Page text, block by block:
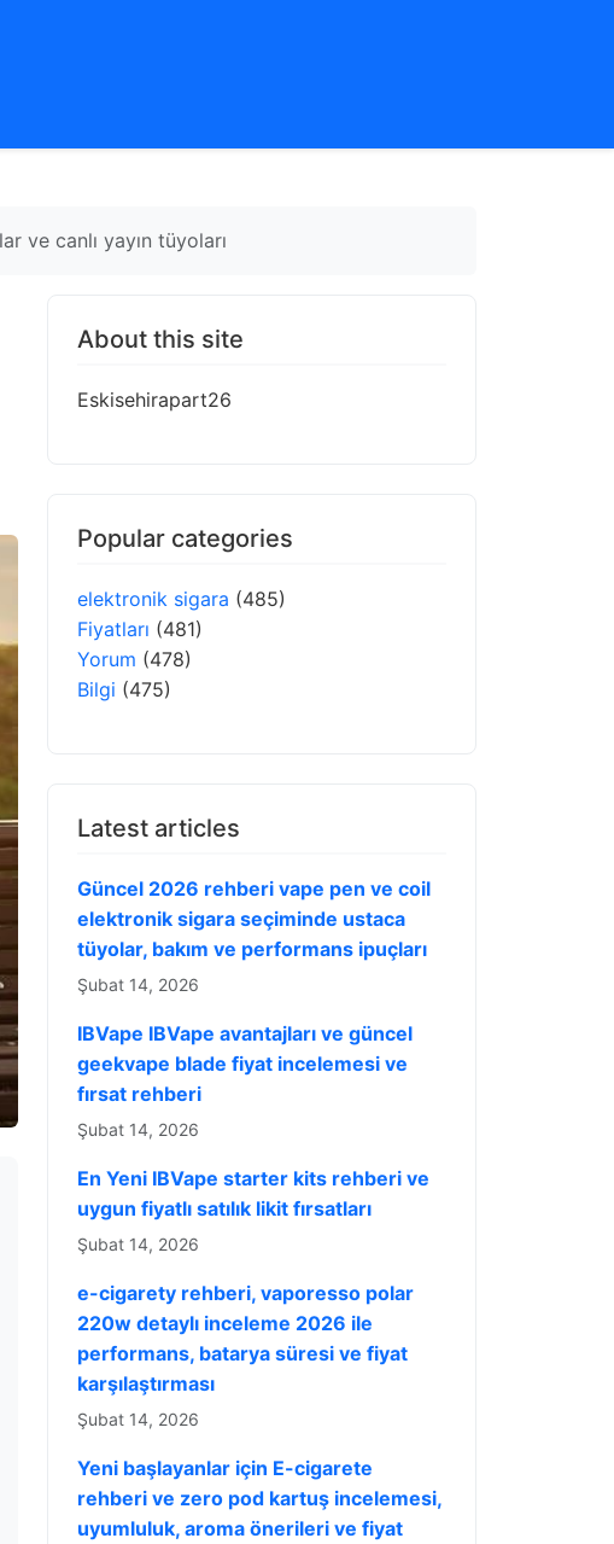
ve canlı yayın tüyoları
About this site
Eskisehirapart26
Popular categories
elektronik sigara (485)
Fiyatları (481)
Yorum (478)
Bilgi (475)
Latest articles
Güncel 2026 rehberi vape pen ve coil
elektronik sigara seçiminde ustaca
tüyolar, bakım ve performans ipuçları
Şubat 14, 2026
IBVape IBVape avantajları ve güncel
geekvape blade fiyat incelemesi ve
fırsat rehberi
Şubat 14, 2026
En Yeni IBVape starter kits rehberi ve
uygun fiyatlı satılık likit fırsatları
Şubat 14, 2026
e-cigarety rehberi, vaporesso polar
220w detaylı inceleme 2026 ile
performans, batarya süresi ve fiyat
karşılaştırması
Şubat 14, 2026
Yeni başlayanlar için E-cigarete
rehberi ve zero pod kartuş incelemesi,
uyumluluk, aroma önerileri ve fiyat